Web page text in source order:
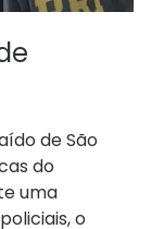
de São
do
uma
o